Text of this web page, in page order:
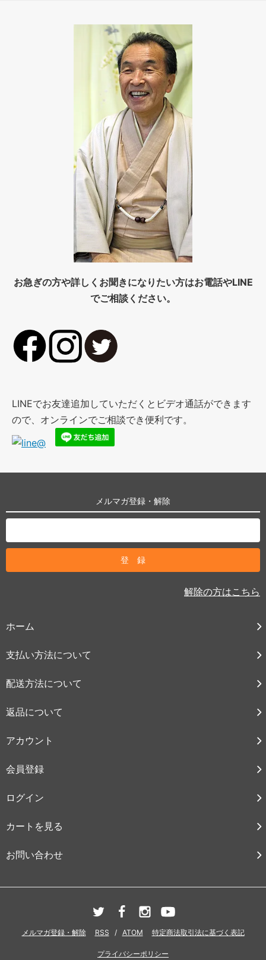
お急ぎの方や詳しくお聞きになりたい方はお電話やLINE
でご相談ください。
LINEでお友達追加していただくとビデオ通話ができます
ので、オンラインでご相談でき便利です。
メルマガ登録・解除
解除の方はこちら
ホーム
支払い方法について
配送方法について
返品について
アカウント
会員登録
ログイン
カートを見る
お問い合わせ
メルマガ登録・解除 RSS / ATOM 特定商法取引法に基づく表記
プライバシーポリシー